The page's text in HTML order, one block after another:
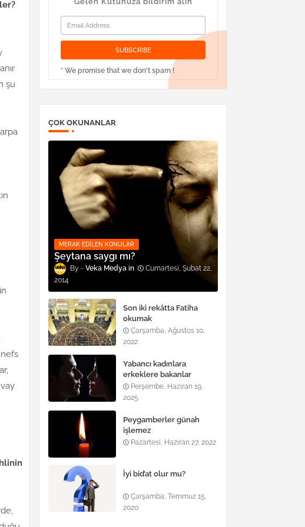
şu
* We promise that we don't spam !
ÇOK OKUNANLAR
MERAK EDILEN KONULAR
Şeytana saygı mı?
Veka Medya
Cumartesi, Şubat 22,
2014
Son iki rekâtta Fatiha
okumak
Çarşamba, Ağustos 10,
2022
Yabancı kadınlara
erkeklere bakanlar
Perşembe, Haziran 19,
2025
Peygamberler günah
işlemez
Pazartesi, Haziran 27, 2022
İyi bid’at olur mu?
Çarşamba, Temmuz 15,
2020